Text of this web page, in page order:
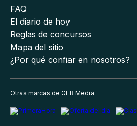
FAQ
El diario de hoy
Reglas de concursos
Mapa del sitio
¿Por qué confiar en nosotros?
Otras marcas de GFR Media